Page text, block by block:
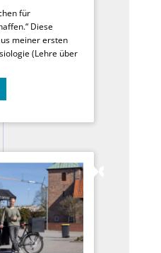
für
Diese
meiner ersten
(Lehre über